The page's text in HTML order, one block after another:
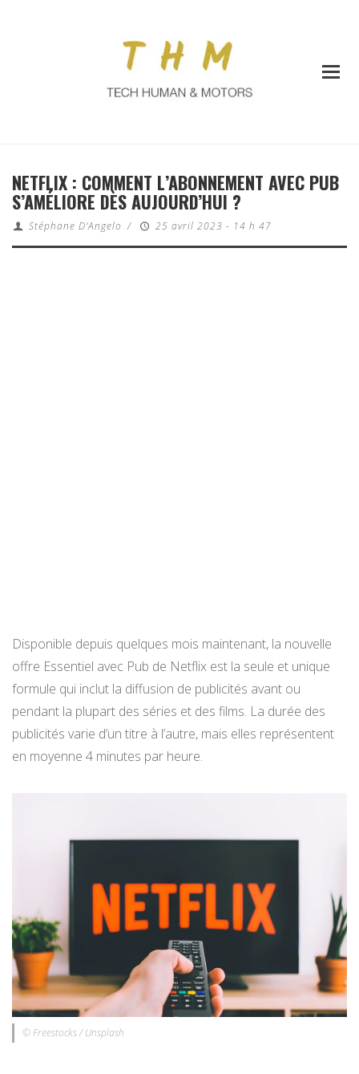
NETFLIX : COMMENT L’ABONNEMENT AVEC PUB
S’AMÉLIORE DÈS AUJOURD’HUI ?
Stéphane D'Angelo / 25 avril 2023 - 14 h 47
Disponible depuis quelques mois maintenant, la nouvelle
offre Essentiel avec Pub de Netflix est la seule et unique
formule qui inclut la diffusion de publicités avant ou
pendant la plupart des séries et des films. La durée des
publicités varie d’un titre à l’autre, mais elles représentent
en moyenne 4 minutes par heure.
© Freestocks / Unsplash